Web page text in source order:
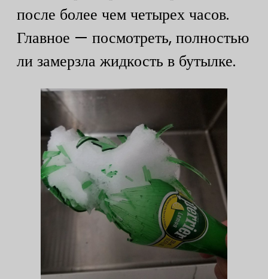
после более чем четырех часов.
Главное — посмотреть, полностью
ли замерзла жидкость в бутылке.